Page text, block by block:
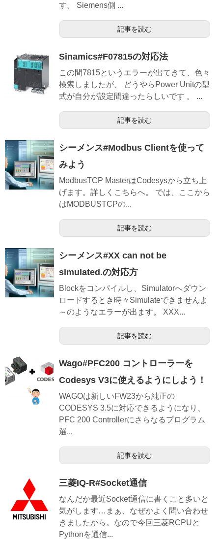
す。 Siemens側 ...
記事を読む
Sinamics#F07815の対応法
この間7815というエラーが出てきて、色々
検索しましたが、 どうやらPower Unitの型
式が自分が設定間違ったらしいです 。 ...
記事を読む
シーメンス#Modbus Clientを使って
みよう
ModbusTCP MasterはCodesysから立ち上
げます。詳しくこちらへ。 では、ここから
はMODBUSTCPの...
記事を読む
シーメンス#XX can not be
simulated.の対応方
Blockをコンパイルし、Simulatorへダウン
ロードするとき時々Simulateできませんよ
～のようなエラーが出ます。 XXX...
記事を読む
Wago#PFC200 コントローラーを
Codesys V3に使えるようにしよう！
WAGOは新しいFW23から純正の
CODESYS 3.5に対応できるようになり、
PFC 200 Controllerにさらなるプログラム
選...
記事を読む
三菱IQ-R#Socket通信
なんだか最近Socket通信に書くこと多いと
気がします…まぁ、なぜかよく問い合わせ
きましたから。なので今回三菱RCPUと
Pythonを通信...